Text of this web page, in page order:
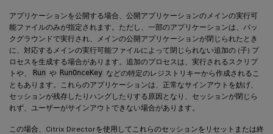
アプリケーションを公開する場合、公開アプリケーションのメインの実行可
能ファイルのみが指定されます。ただし、一部のアプリケーションは、バッ
クグラウンドで実行され、メインの公開アプリケーションが閉じられたとき
に、対応するメインの実行可能ファイルによって閉じられない追加の (子) プ
ロセスを生成する場合があります。追加のプロセスは、実行されるスクリプ
トや、
Run や RunOnceKey などの特定のレジストリキーから作成されるこ
ともあります。これらのアプリケーションは、正常なサインアウトを妨げ、
セッションが残存したりハングしたりする原因となり、セッションが閉じら
れず、ユーザーがサインアウトできない場合があります。
この場合、Citrix Directorを使用してこれらのセッションをリセットまたは終